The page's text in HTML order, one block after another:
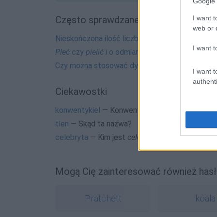
I want
web or
I want
I want
Często sprawdzane
Nieskończona ilość liczb
Pleć czy pielić i o odmianie
Czy można stosować dywiz?
Ciekawostki
konwentykiel — Konwentykl w Kongresie
tlen — Skąd ta nazwa?
celebryta — Kim jest celebryta
Mogą Cię zainteresować również
Pratchett koala